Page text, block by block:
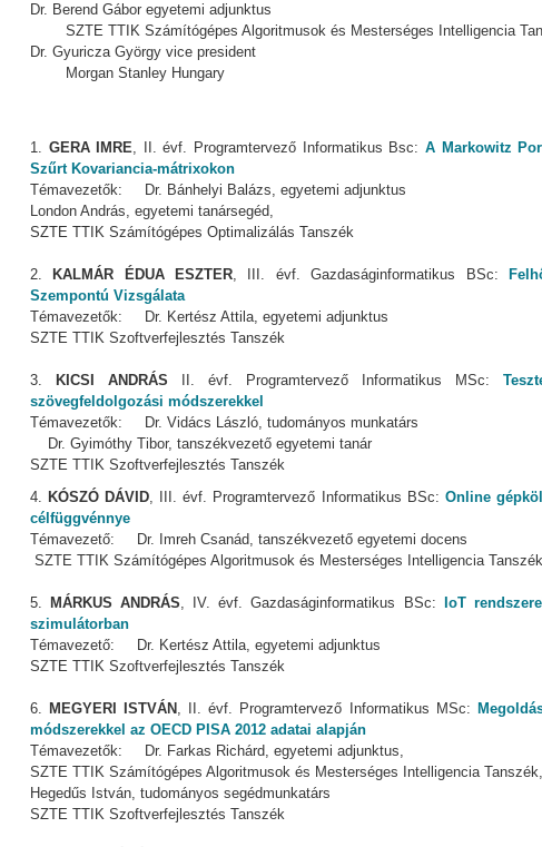
Dr. Berend Gábor egyetemi adjunktus
SZTE TTIK Számítógépes Algoritmusok és Mesterséges Intelligencia
Dr. Gyuricza György vice president
Morgan Stanley Hungary
1. GERA IMRE, II. évf. Programtervező Informatikus Bsc: A Markowitz
Szűrt Kovariancia-mátrixokon
Témavezetők: Dr. Bánhelyi Balázs, egyetemi adjunktus
London András, egyetemi tanársegéd,
SZTE TTIK Számítógépes Optimalizálás Tanszék
2. KALMÁR ÉDUA ESZTER, III. évf. Gazdaságinformatikus BSc:
Szempontú Vizsgálata
Témavezetők: Dr. Kertész Attila, egyetemi adjunktus
SZTE TTIK Szoftverfejlesztés Tanszék
3. KICSI ANDRÁS II. évf. Programtervező Informatikus MSc:
szövegfeldolgozási módszerekkel
Témavezetők: Dr. Vidács László, tudományos munkatárs
Dr. Gyimóthy Tibor, tanszékvezető egyetemi tanár
SZTE TTIK Szoftverfejlesztés Tanszék
4. KÓSZÓ DÁVID, III. évf. Programtervező Informatikus BSc: Online
célfüggvénnye
Témavezető: Dr. Imreh Csanád, tanszékvezető egyetemi docens
SZTE TTIK Számítógépes Algoritmusok és Mesterséges Intelligencia Tanszék
5. MÁRKUS ANDRÁS, IV. évf. Gazdaságinformatikus BSc:
IoT
szimulátorban
Témavezető: Dr. Kertész Attila, egyetemi adjunktus
SZTE TTIK Szoftverfejlesztés Tanszék
6. MEGYERI ISTVÁN , II. évf. Programtervező Informatikus MSc:
módszerekkel az OECD PISA 2012 adatai alapján
Témavezetők: Dr. Farkas Richárd, egyetemi adjunktus,
SZTE TTIK Számítógépes Algoritmusok és Mesterséges Intelligencia Tanszék,
Hegedűs István, tudományos segédmunkatárs
SZTE TTIK Szoftverfejlesztés Tanszék